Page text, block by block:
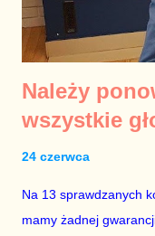
czerwca 2012 roku,
postanowił nie
Należy
wszystkie
24 czerwca
Na 13 sprawdzanych
mamy żadnej